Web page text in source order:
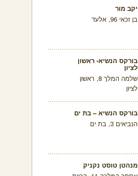
יקב מור
בן זכאי 96, אלעד
בורקס הנשיא- ראשון
לציון
שלמה המלך 8, ראשון
לציון
בורקס הנשיא – בת ים
הנביאים 3, בת ים
מנהטן טוסט נקניק